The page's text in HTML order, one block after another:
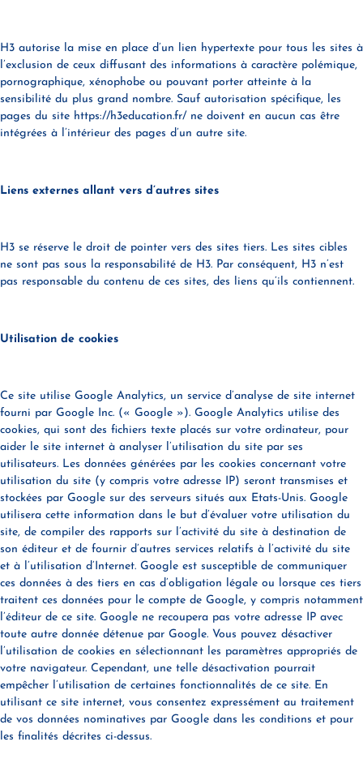
H3 autorise la mise en place d’un lien hypertexte pour tous les sites à
l’exclusion de ceux diffusant des informations à caractère polémique,
pornographique, xénophobe ou pouvant porter atteinte à la
sensibilité du plus grand nombre. Sauf autorisation spécifique, les
pages du site https://h3education.fr/ ne doivent en aucun cas être
intégrées à l’intérieur des pages d’un autre site.
Liens externes allant vers d’autres sites
H3 se réserve le droit de pointer vers des sites tiers. Les sites cibles
ne sont pas sous la responsabilité de H3. Par conséquent, H3 n’est
pas responsable du contenu de ces sites, des liens qu’ils contiennent.
Utilisation de cookies
Ce site utilise Google Analytics, un service d’analyse de site internet
fourni par Google Inc. (« Google »). Google Analytics utilise des
cookies, qui sont des fichiers texte placés sur votre ordinateur, pour
aider le site internet à analyser l’utilisation du site par ses
utilisateurs. Les données générées par les cookies concernant votre
utilisation du site (y compris votre adresse IP) seront transmises et
stockées par Google sur des serveurs situés aux Etats-Unis. Google
utilisera cette information dans le but d’évaluer votre utilisation du
site, de compiler des rapports sur l’activité du site à destination de
son éditeur et de fournir d’autres services relatifs à l’activité du site
et à l’utilisation d’Internet. Google est susceptible de communiquer
ces données à des tiers en cas d’obligation légale ou lorsque ces tiers
traitent ces données pour le compte de Google, y compris notamment
l’éditeur de ce site. Google ne recoupera pas votre adresse IP avec
toute autre donnée détenue par Google. Vous pouvez désactiver
l’utilisation de cookies en sélectionnant les paramètres appropriés de
votre navigateur. Cependant, une telle désactivation pourrait
empêcher l’utilisation de certaines fonctionnalités de ce site. En
utilisant ce site internet, vous consentez expressément au traitement
de vos données nominatives par Google dans les conditions et pour
les finalités décrites ci-dessus.